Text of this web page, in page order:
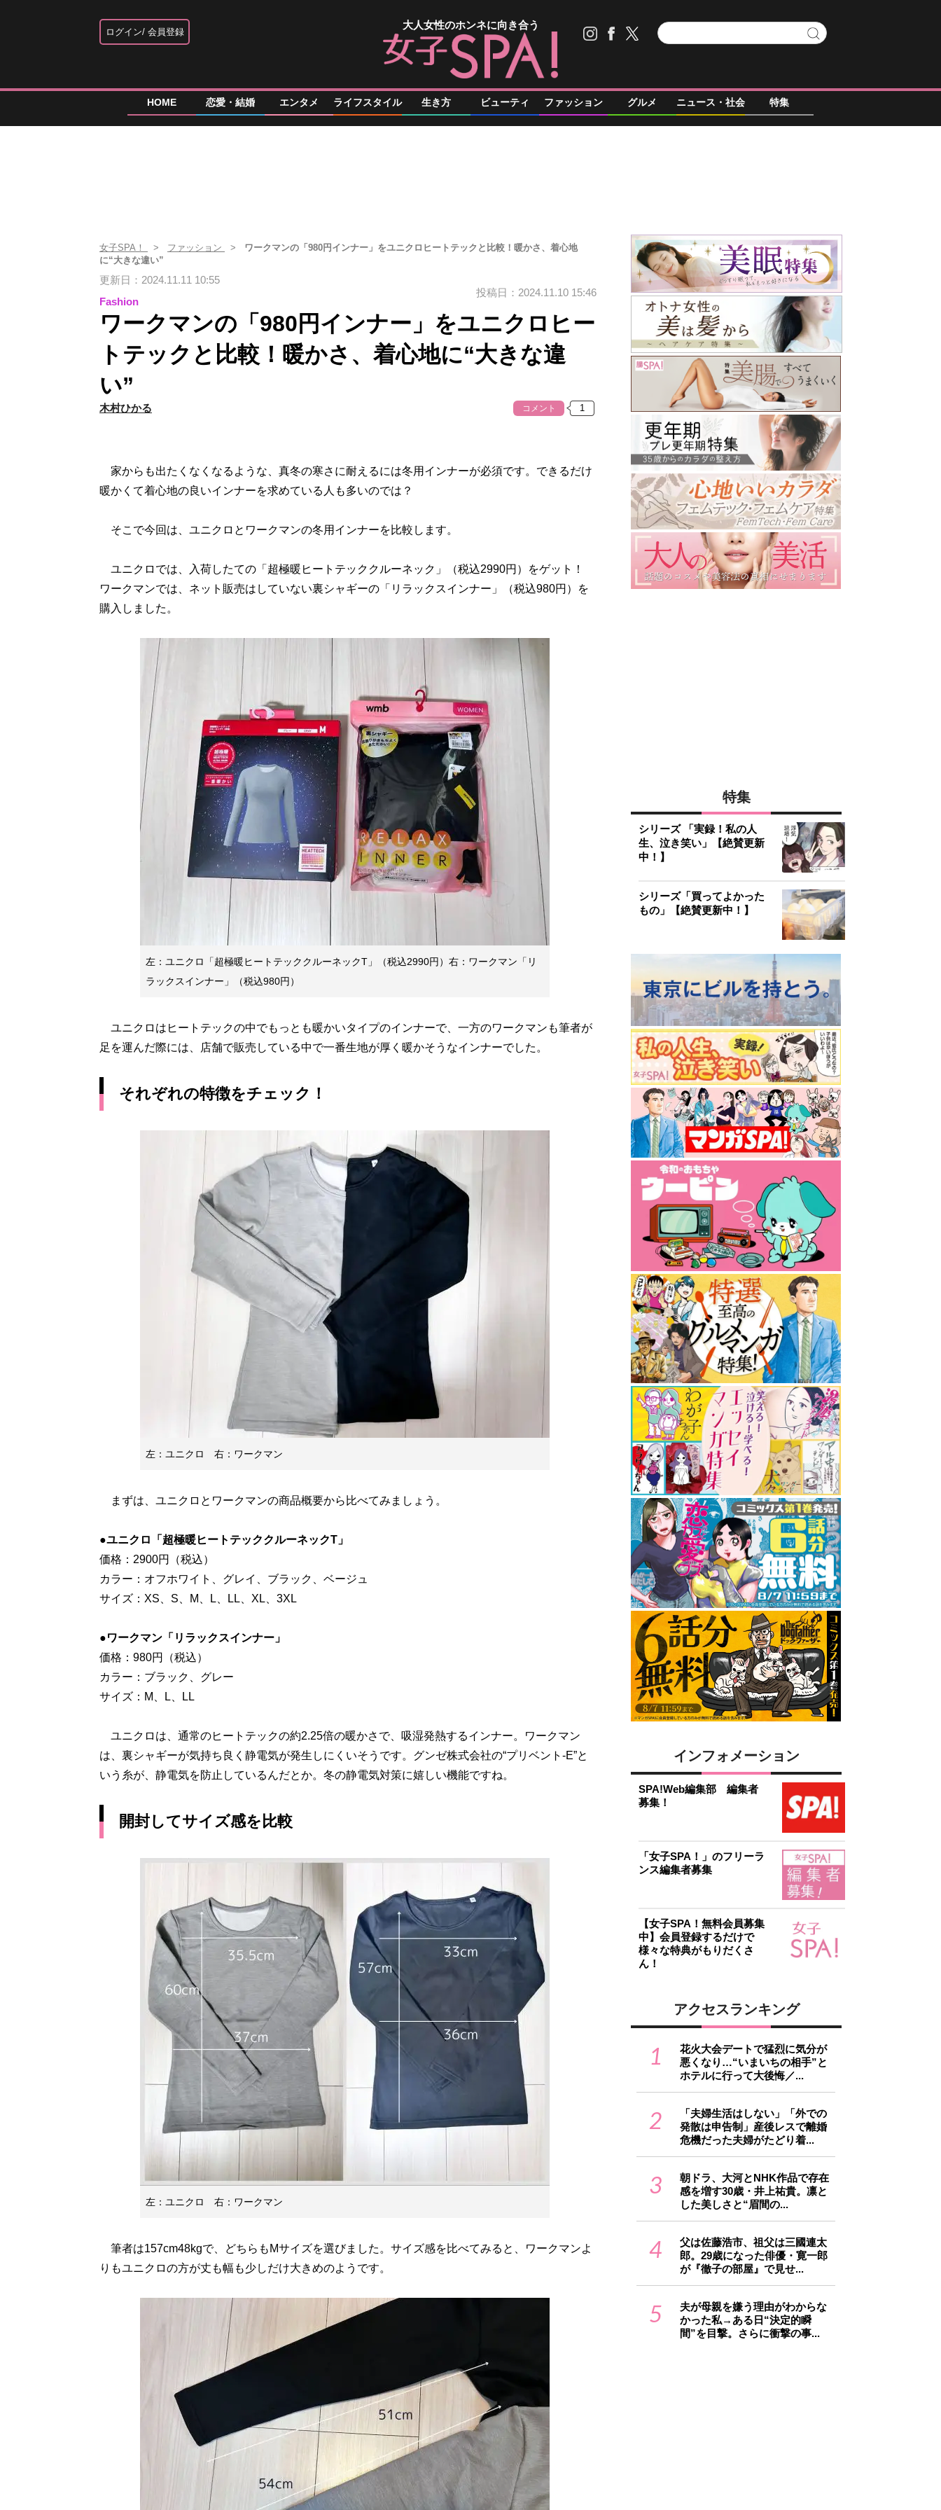
ログイン 会員登録
大人女性のホンネに向き合う
HOME 恋愛・結婚 エンタメ ライフスタイル 生き方 ビューティ ファッション グルメ ニュース・社会 特集
女子SPA！ ファッション
ワークマンの「980円インナー」をユニクロヒートテックと比較！暖かさ、着心地
に“大きな違い”
更新日：2024.11.11 10:55
Fashion
投稿日：2024.11.10 15:46
ワークマンの「980円インナー」をユニクロヒー
トテックと比較！暖かさ、着心地に“大きな違
い”
木村ひかる コメント
家からも出たくなくなるような、真冬の寒さに耐えるには冬用インナーが必須です。できるだけ
暖かくて着心地の良いインナーを求めている人も多いのでは？
そこで今回は、ユニクロとワークマンの冬用インナーを比較します。
ユニクロでは、入荷したての「超極暖ヒートテッククルーネック」（税込2990円）をゲット！
ワークマンでは、ネット販売はしていない裏シャギーの「リラックスインナー」（税込980円）を
購入しました。
左：ユニクロ「超極暖ヒートテッククルーネックT」（税込2990円）右：ワークマン「リ
ラックスインナー」（税込980円）
ユニクロはヒートテックの中でもっとも暖かいタイプのインナーで、一方のワークマンも筆者が
足を運んだ際には、店舗で販売している中で一番生地が厚く暖かそうなインナーでした。
それぞれの特徴をチェック！
左：ユニクロ 右：ワークマン
まずは、ユニクロとワークマンの商品概要から比べてみましょう。
●ユニクロ「超極暖ヒートテッククルーネックT」
価格：2900円（税込）
カラー：オフホワイト、グレイ、ブラック、ベージュ
サイズ：XS、S、M、L、LL、XL、3XL
●ワークマン「リラックスインナー」
価格：980円（税込）
カラー：ブラック、グレー
サイズ：M、L、LL
ユニクロは、通常のヒートテックの約2.25倍の暖かさで、吸湿発熱するインナー。ワークマン
は、裏シャギーが気持ち良く静電気が発生しにくいそうです。グンゼ株式会社の“プリベント-E”と
いう糸が、静電気を防止しているんだとか。冬の静電気対策に嬉しい機能ですね。
開封してサイズ感を比較
左：ユニクロ 右：ワークマン
筆者は157cm48kgで、どちらもMサイズを選びました。サイズ感を比べてみると、ワークマンよ
りもユニクロの方が丈も幅も少しだけ大きめのようです。
特集
シリーズ 「実録！私の人
生、泣き笑い」【絶賛更新
中！】
シリーズ「買ってよかった
もの」【絶賛更新中！】
インフォメーション
SPA!Web編集部 編集者
募集！
「女子SPA！」のフリーラ
ンス編集者募集
【女子SPA！無料会員募集
中】会員登録するだけで
様々な特典がもりだくさ
ん！
アクセスランキング
1
花火大会デートで猛烈に気分が
悪くなり…“いまいちの相手”と
ホテルに行って大後悔／...
2
「夫婦生活はしない」「外での
発散は申告制」産後レスで離婚
危機だった夫婦がたどり着...
3
朝ドラ、大河とNHK作品で存在
感を増す30歳・井上祐貴。凛と
した美しさと“眉間の...
4
父は佐藤浩市、祖父は三國連太
郎。29歳になった俳優・寛一郎
が『徹子の部屋』で見せ...
5
夫が母親を嫌う理由がわからな
かった私→ある日“決定的瞬
間”を目撃。さらに衝撃の事...